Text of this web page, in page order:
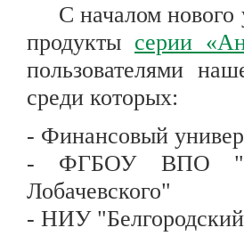
С началом нового
продукты серии
пользователями
среди которых:
- Финансовый
- ФГБОУ ВПО
Лобачевского"
- НИУ "Белгородский